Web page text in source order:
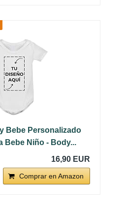
Bebe Personalizado
Bebe Niño - Body...
16,90 EUR
Comprar en Amazon